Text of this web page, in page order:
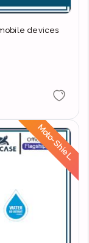
devices
d